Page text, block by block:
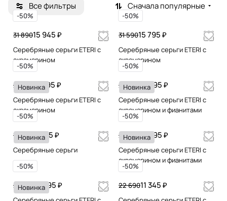
Все фильтры Сначала популярные
-50%
15 945 ₽
31 890
Серебряные серьги ETERI с
аквамарином
-50%
15 795 ₽
31 590
Серебряные серьги ETERI с
аквамарином
Новинка
-50%
11 395 ₽
22 790
Серебряные серьги ETERI с
аквамарином
Новинка
-50%
13 995 ₽
27 990
Серебряные серьги ETERI с
аквамарином и фианитами
Новинка
-50%
9 645 ₽
19 290
Серебряные серьги
Новинка
-50%
13 995 ₽
27 990
Серебряные серьги ETERI с
аквамарином и фианитами
Новинка
-50%
14 595 ₽
29 190
-50%
11 345 ₽
22 690